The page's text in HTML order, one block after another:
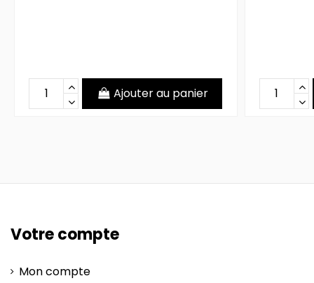
Ajouter au panier
Votre compte
Mon compte